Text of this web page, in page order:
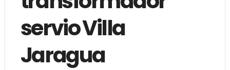
servio Villa
Jaragua